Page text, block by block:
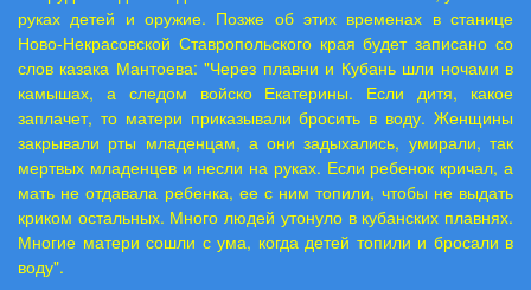
руках детей и оружие. Позже об этих временах в станице
Ново-Некрасовской Ставропольского края будет записано со
слов казака Мантоева: "Через плавни и Кубань шли ночами в
камышах, а следом войско Екатерины. Если дитя, какое
заплачет, то матери приказывали бросить в воду. Женщины
закрывали рты младенцам, а они задыхались, умирали, так
мертвых младенцев и несли на руках. Если ребенок кричал, а
мать не отдавала ребенка, ее с ним топили, чтобы не выдать
криком остальных. Много людей утонуло в кубанских плавнях.
Многие матери сошли с ума, когда детей топили и бросали в
воду".